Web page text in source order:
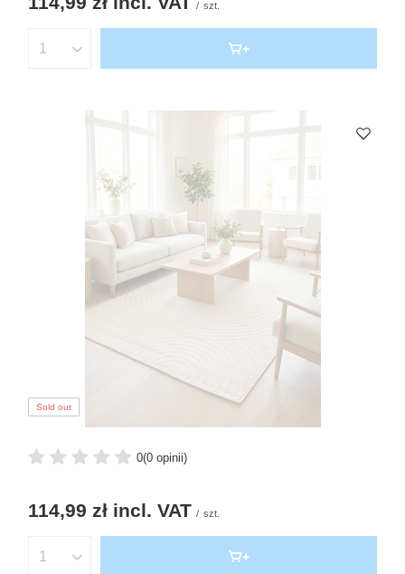
/ szt.
Sold out
0(0 opinii)
114,99 zł incl. VAT / szt.